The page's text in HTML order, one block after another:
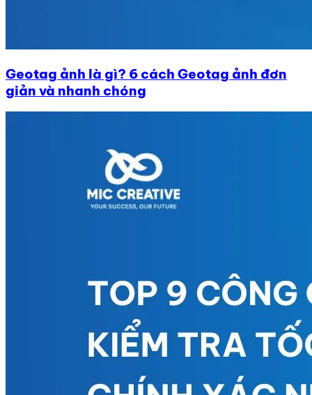
Geotag ảnh là gì? 6 cách Geotag ảnh đơn
giản và nhanh chóng